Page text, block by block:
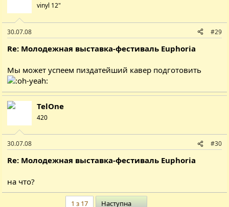
vinyl 12"
30.07.08 #29
Re: Молодежная выставка-фестиваль Euphoria
Мы может успеем пиздатейший кавер подготовить
TelOne
420
30.07.08 #30
Re: Молодежная выставка-фестиваль Euphoria
на что?
1 з 17 Наступна